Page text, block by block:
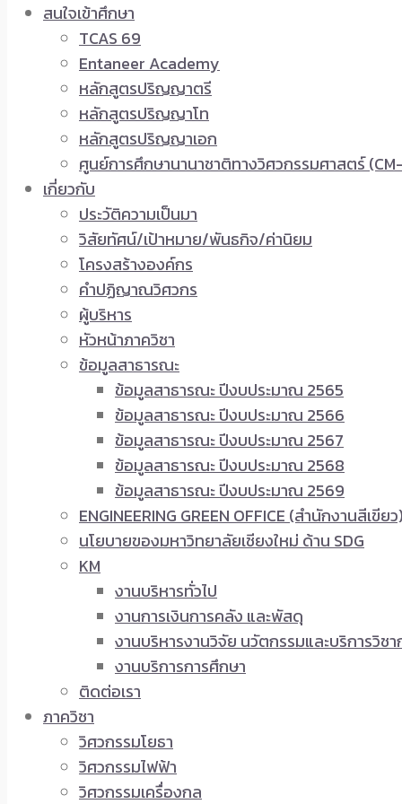
สนใจเข้าศึกษา
TCAS 69
Entaneer Academy
หลักสูตรปริญญาตรี
หลักสูตรปริญญาโท
หลักสูตรปริญญาเอก
ศูนย์การศึกษานานาชาติทางวิศวกรรมศาสตร์
เกี่ยวกับ
ประวัติความเป็นมา
วิสัยทัศน์/เป้าหมาย/พันธกิจ/ค่านิยม
โครงสร้างองค์กร
คำปฏิญาณวิศวกร
ผู้บริหาร
หัวหน้าภาควิชา
ข้อมูลสาธารณะ
ข้อมูลสาธารณะ ปีงบประมาณ 2565
ข้อมูลสาธารณะ ปีงบประมาณ 2566
ข้อมูลสาธารณะ ปีงบประมาณ 2567
ข้อมูลสาธารณะ ปีงบประมาณ 2568
ข้อมูลสาธารณะ ปีงบประมาณ 2569
ENGINEERING GREEN OFFICE (สำนักงานสีเขีย
นโยบายของมหาวิทยาลัยเชียงใหม่ ด้าน SDG
KM
งานบริหารทั่วไป
งานการเงินการคลัง และพัสดุ
งานบริหารงานวิจัย นวัตกรรมและบริการวิชา
งานบริการการศึกษา
ติดต่อเรา
ภาควิชา
วิศวกรรมโยธา
วิศวกรรมไฟฟ้า
วิศวกรรมเครื่องกล